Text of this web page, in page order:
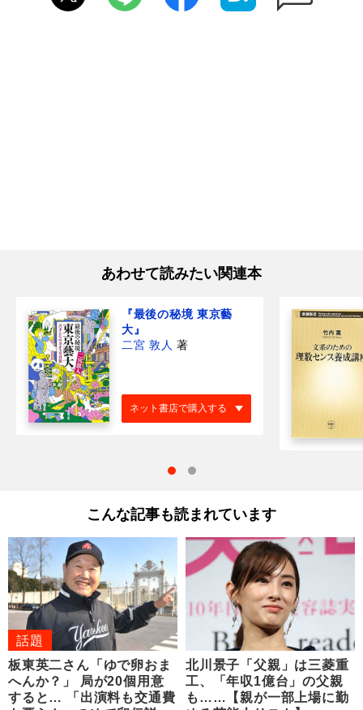
あわせて読みたい関連本
『最後の秘境 東京藝
大』
二宮 敦人 著
ネット書店で購入する
こんな記事も読まれています
話題
板東英二さん「ゆで卵おま
へんか？」 局が20個用意
すると… 「出演料も交通費
北川景子「父親」は三菱重
工、「年収1億台」の父親
も……【親が一部上場に勤